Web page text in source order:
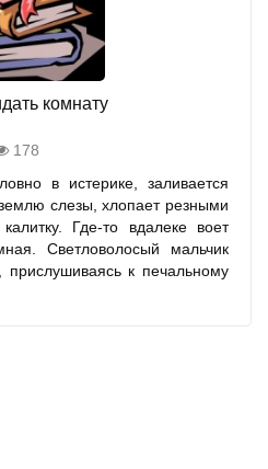
комнату
178
в истерике, заливается
слезы, хлопает резными
Где-то вдалеке воет
Светловолосый мальчик
прислушиваясь к печальному